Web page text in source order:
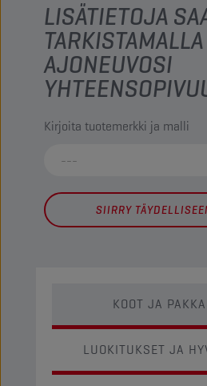
LISÄTIETOJA
AJONEUVOSI
Kirjoita tuotemerkki ja malli
SIIRRY
KOOT JA
LUOKITUKSET JA